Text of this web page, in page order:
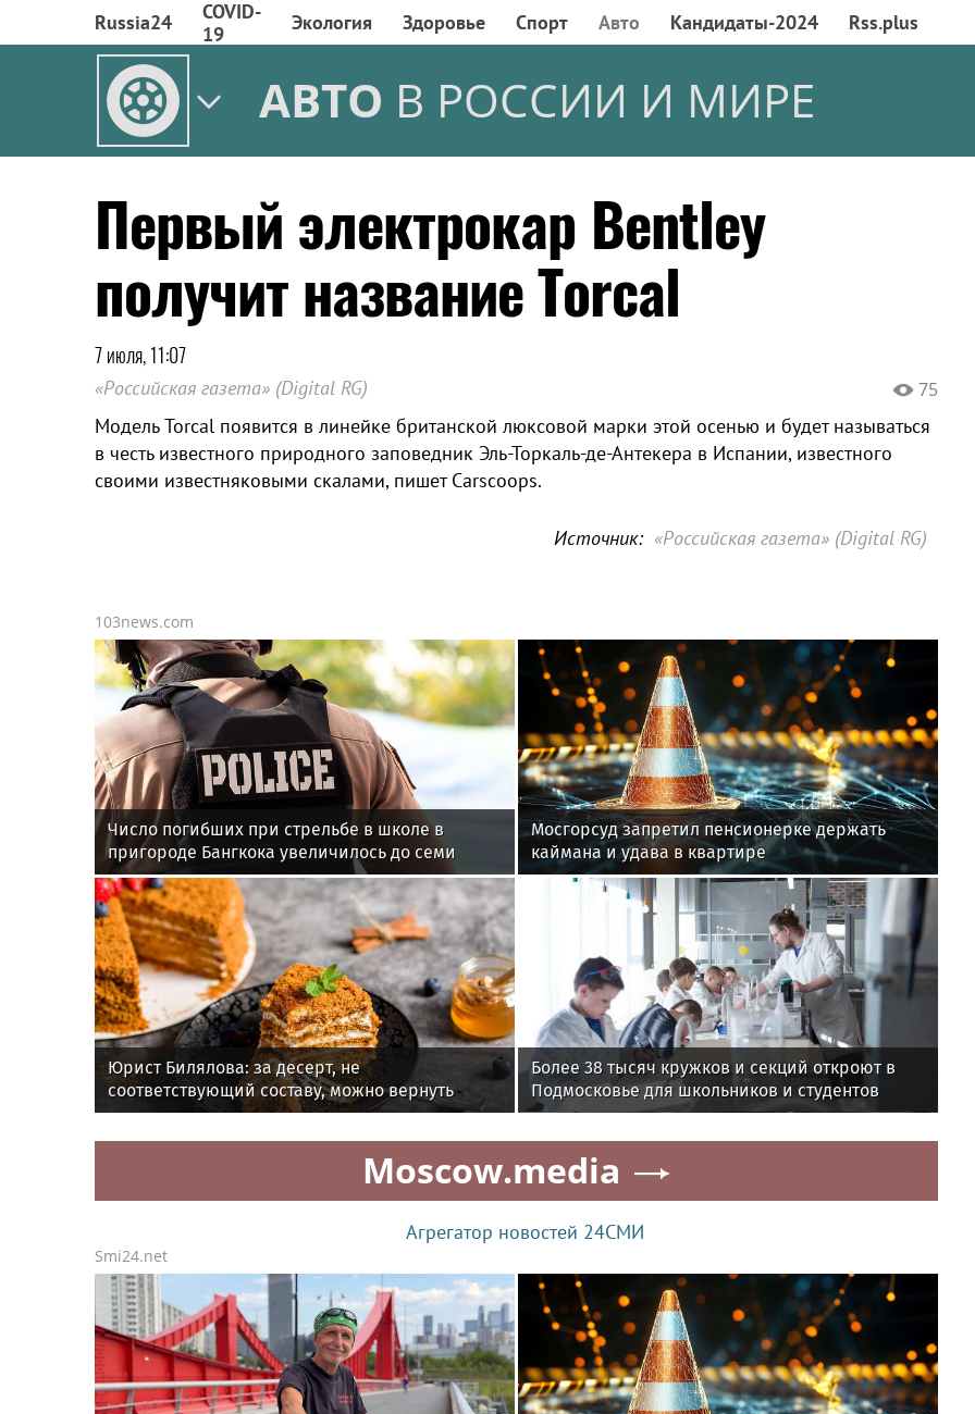
Russia24
COVID-
19
Экология Здоровье Спорт Авто Кандидаты-2024 Rss.plus
АВТО В РОССИИ И МИРЕ
Первый электрокар Bentley
получит название Torcal
7 июля, 11:07
«Российская газета» (Digital RG) 75
Модель Torcal появится в линейке британской люксовой марки этой осенью и будет называться
в честь известного природного заповедник Эль-Торкаль-де-Антекера в Испании, известного
своими известняковыми скалами, пишет Carscoops.
Источник: «Российская газета» (Digital RG)
103news.com
Число погибших при стрельбе в школе в
пригороде Бангкока увеличилось до семи
Мосгорсуд запретил пенсионерке держать
каймана и удава в квартире
Юрист Билялова: за десерт, не
соответствующий составу, можно вернуть
деньги
Более 38 тысяч кружков и секций откроют в
Подмосковье для школьников и студентов
Moscow.media
Агрегатор новостей 24СМИ
Smi24.net